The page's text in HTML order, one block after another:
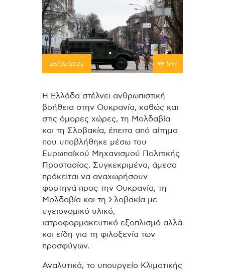
28/02/2022 597
Η Ελλάδα στέλνει ανθρωπιστική
βοήθεια στην Ουκρανία, καθώς και
στις όμορες χώρες, τη Μολδαβία
και τη Σλοβακία, έπειτα από αίτημα
που υποβλήθηκε μέσω του
Ευρωπαϊκού Μηχανισμού Πολιτικής
Προστασίας. Συγκεκριμένα, άμεσα
πρόκειται να αναχωρήσουν
φορτηγά προς την Ουκρανία, τη
Μολδαβία και τη Σλοβακία με
υγειονομικό υλικό,
ιατροφαρμακευτικό εξοπλισμό αλλά
και είδη για τη φιλοξενία των
προσφύγων.
Αναλυτικά, το υπουργείο Κλιματικής